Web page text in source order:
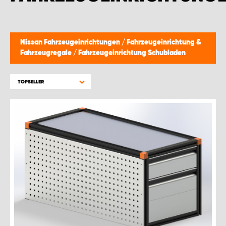
Nissan Fahrzeugeinrichtungen / Fahrzeugeinrichtung &
Fahrzeugregale / Fahrzeugeinrichtung Schubladen
TOPSELLER